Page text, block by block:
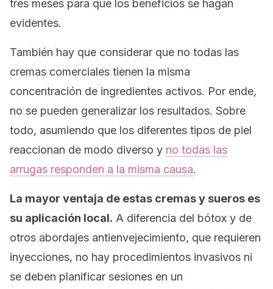
tres meses para que los beneficios se hagan
evidentes.
También hay que considerar que no todas las
cremas comerciales tienen la misma
concentración de ingredientes activos. Por ende,
no se pueden generalizar los resultados. Sobre
todo, asumiendo que los diferentes tipos de piel
reaccionan de modo diverso y no todas las
arrugas responden a la misma causa.
La mayor ventaja de estas cremas y sueros es
su aplicación local. A diferencia del bótox y de
otros abordajes antienvejecimiento, que requieren
inyecciones, no hay procedimientos invasivos ni
se deben planificar sesiones en un